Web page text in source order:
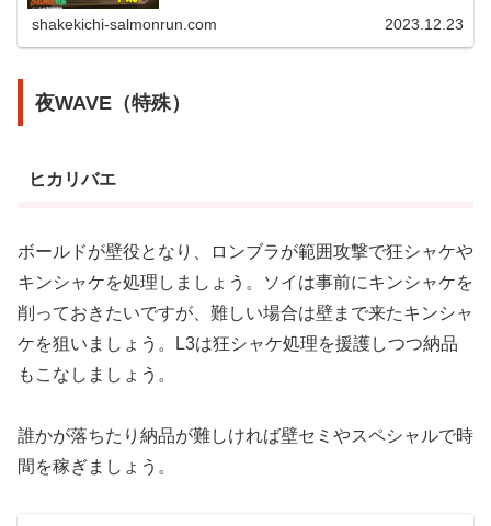
shakekichi-salmonrun.com 2023.12.23
夜WAVE（特殊）
ヒカリバエ
ボールドが壁役となり、ロンブラが範囲攻撃で狂シャケや
キンシャケを処理しましょう。ソイは事前にキンシャケを
削っておきたいですが、難しい場合は壁まで来たキンシャ
ケを狙いましょう。L3は狂シャケ処理を援護しつつ納品
もこなしましょう。
誰かが落ちたり納品が難しければ壁セミやスペシャルで時
間を稼ぎましょう。